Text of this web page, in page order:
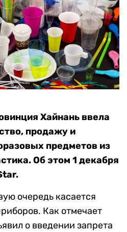
Хайнань ввела
продажу и
предметов из
Об этом 1 декабря
очередь касается
Как отмечает
о введении запрета